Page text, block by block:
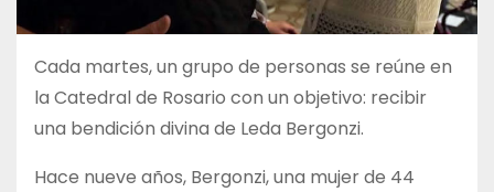
Cada martes, un grupo de personas se reúne en
la Catedral de Rosario con un objetivo: recibir
una bendición divina de Leda Bergonzi.
Hace nueve años, Bergonzi, una mujer de 44